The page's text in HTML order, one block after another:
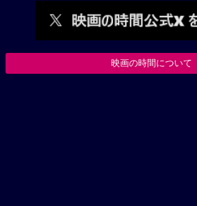
映画の時間について